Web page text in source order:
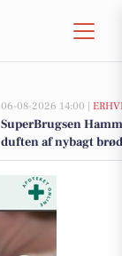
06-08-2026 14:00 |
SuperBrugsen
duften af nybagt brød